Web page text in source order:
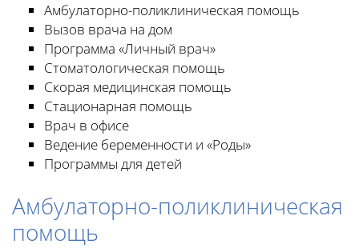
Амбулаторно-поликлиническая помощь
Вызов врача на дом
Программа «Личный врач»
Стоматологическая помощь
Скорая медицинская помощь
Стационарная помощь
Врач в офисе
Ведение беременности и «Роды»
Программы для детей
Амбулаторно-поликлиническая
помощь